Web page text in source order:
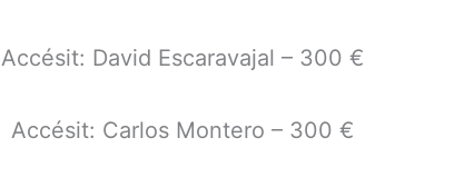
Accésit: David Escaravajal – 300 €
Accésit: Carlos Montero – 300 €